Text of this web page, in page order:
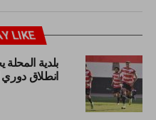
LIKE
بلدية المحلة
انطلاق